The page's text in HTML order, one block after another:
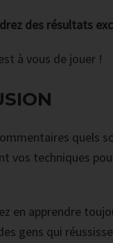
des résultats
à vous de jouer !
quels
vos techniques
en apprendre
gens qui